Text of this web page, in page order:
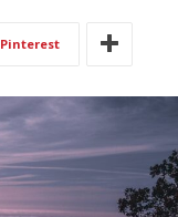
Pinterest